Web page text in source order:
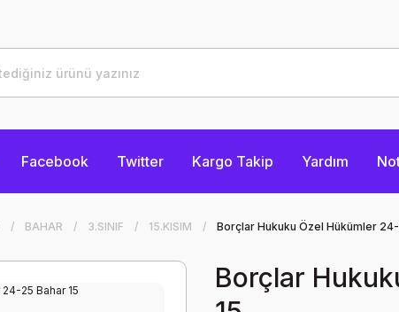
Facebook Twitter Kargo Takip Yardım
BAHAR 3.SINIF 15.KISIM Borçlar Hukuku Özel Hükümler
Borçlar